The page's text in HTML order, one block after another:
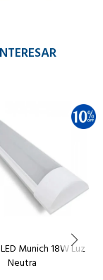
Munich 18W Luz
Neutra